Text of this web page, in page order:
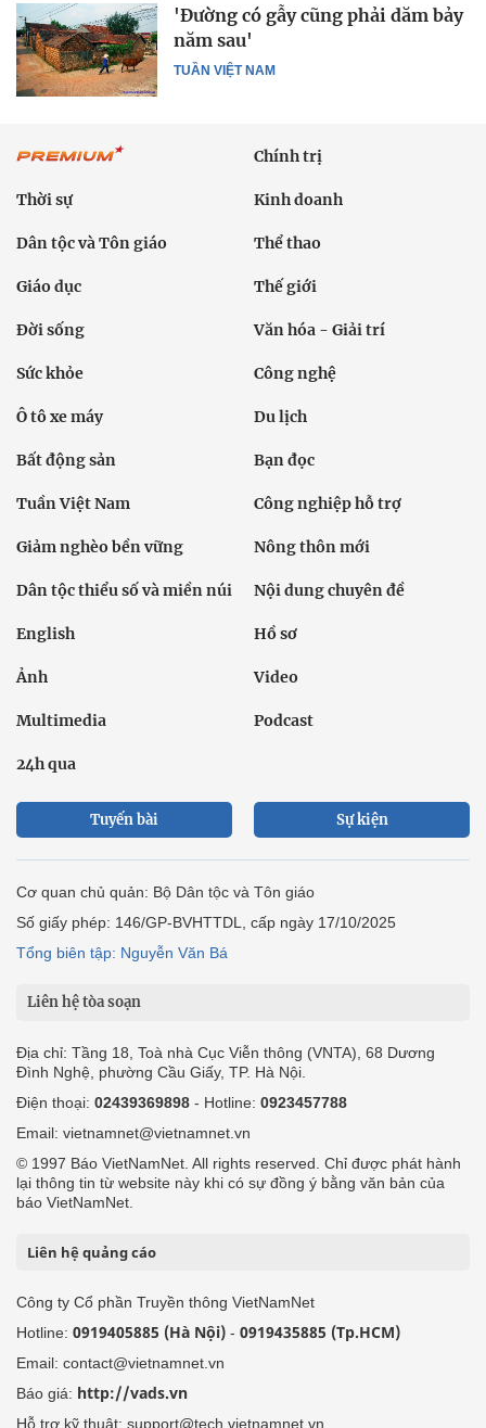
TUẦN VIỆT NAM
'Đường có gẫy cũng phải dăm bảy
năm sau'
Chính trị
Thời sự Kinh doanh
Dân tộc và Tôn giáo Thể thao
Giáo dục Thế giới
Đời sống Văn hóa - Giải trí
Sức khỏe Công nghệ
Ô tô xe máy Du lịch
Bất động sản Bạn đọc
Tuần Việt Nam Công nghiệp hỗ trợ
Giảm nghèo bền vững Nông thôn mới
Dân tộc thiểu số và miền núi Nội dung chuyên đề
English Hồ sơ
Ảnh Video
Multimedia Podcast
24h qua
Tuyến bài Sự kiện
Cơ quan chủ quản: Bộ Dân tộc và Tôn giáo
Số giấy phép: 146/GP-BVHTTDL, cấp ngày 17/10/2025
Tổng biên tập: Nguyễn Văn Bá
Liên hệ tòa soạn
Địa chỉ: Tầng 18, Toà nhà Cục Viễn thông (VNTA), 68 Dương
Đình Nghệ, phường Cầu Giấy, TP. Hà Nội.
Điện thoại: 02439369898 - Hotline: 0923457788
Email: vietnamnet@vietnamnet.vn
© 1997 Báo VietNamNet. All rights reserved. Chỉ được phát hành
lại thông tin từ website này khi có sự đồng ý bằng văn bản của
báo VietNamNet.
Liên hệ quảng cáo
Công ty Cổ phần Truyền thông VietNamNet
Hotline: 0919405885 (Hà Nội) - 0919435885 (Tp.HCM)
Email: contact@vietnamnet.vn
Báo giá: http://vads.vn
Hỗ trợ kỹ thuật: support@tech.vietnamnet.vn